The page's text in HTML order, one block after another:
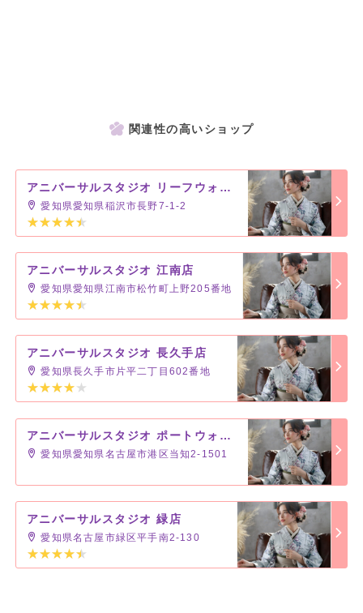
関連性の高いショップ
アニバーサルスタジオ リーフウォーク稲沢店
愛知県愛知県稲沢市長野7-1-2
アニバーサルスタジオ 江南店
愛知県愛知県江南市松竹町上野205番地
アニバーサルスタジオ 長久手店
愛知県長久手市片平二丁目602番地
アニバーサルスタジオ ポートウォークみなと店
愛知県愛知県名古屋市港区当知2-1501
アニバーサルスタジオ 緑店
愛知県名古屋市緑区平手南2-130